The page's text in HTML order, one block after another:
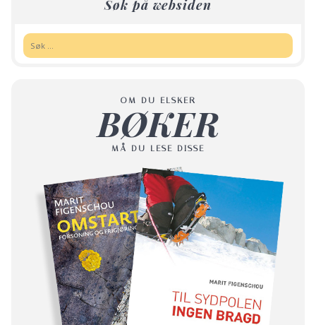
Søk på websiden
OM DU ELSKER
BØKER
MÅ DU LESE DISSE